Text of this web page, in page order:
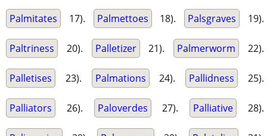
Palmitates 17). Palmettoes 18). Palsgraves 19).
Paltriness 20). Palletizer 21). Palmerworm 22).
Palletises 23). Palmations 24). Pallidness 25).
Palliators 26). Paloverdes 27). Palliative 28).